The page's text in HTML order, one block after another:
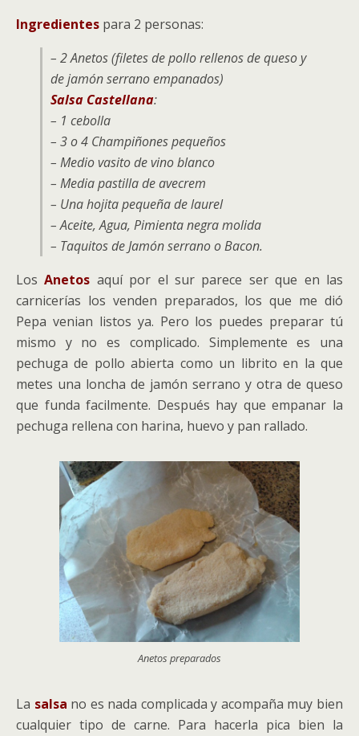
Ingredientes para 2 personas:
– 2 Anetos (filetes de pollo rellenos de queso y
de jamón serrano empanados)
Salsa Castellana:
– 1 cebolla
– 3 o 4 Champiñones pequeños
– Medio vasito de vino blanco
– Media pastilla de avecrem
– Una hojita pequeña de laurel
– Aceite, Agua, Pimienta negra molida
– Taquitos de Jamón serrano o Bacon.
LosAnetos aquí por el sur parece ser que en las
carnicerías los venden preparados, los que me dió
Pepa venian listos ya. Pero los puedes preparar tú
mismo y no es complicado. Simplemente es una
pechuga de pollo abierta como un librito en la que
metes una loncha de jamón serrano y otra de queso
que funda facilmente. Después hay que empanar la
pechuga rellena con harina, huevo y pan rallado.
Anetos preparados
La salsa no es nada complicada y acompaña muy bien
cualquier tipo de carne. Para hacerla pica bien la